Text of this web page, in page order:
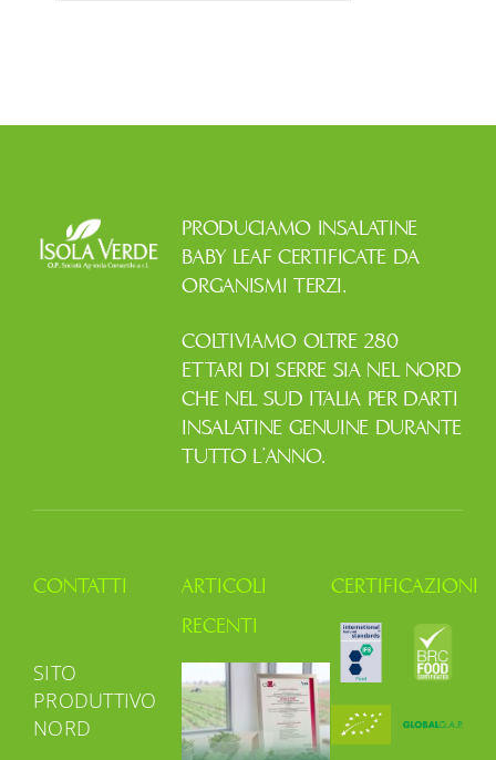
PRODUCIAMO INSALATINE
BABY LEAF CERTIFICATE DA
ORGANISMI TERZI.
COLTIVIAMO OLTRE 280
ETTARI DI SERRE SIA NEL NORD
CHE NEL SUD ITALIA PER DARTI
INSALATINE GENUINE DURANTE
TUTTO L’ANNO.
CONTATTI
SITO
PRODUTTIVO
NORD
ARTICOLI
RECENTI
CERTIFICAZIONI